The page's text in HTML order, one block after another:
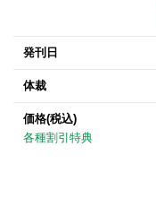
発刊日
体裁
価格(税込)
各種割引特典